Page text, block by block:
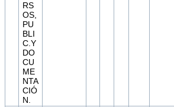
RS
OS,
PU
BLI
C.Y
DO
CU
ME
NTA
CIÓ
N.